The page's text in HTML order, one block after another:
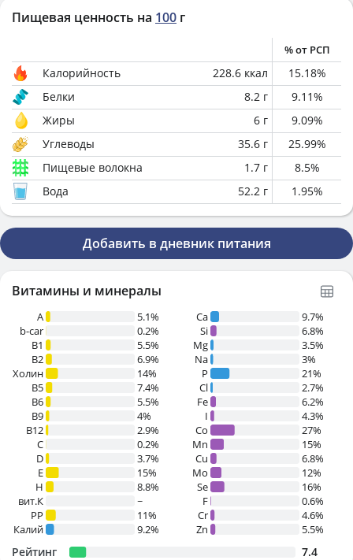
Пищевая ценность на 100 г
% от РСП
Калорийность 228.6 ккал 15.18%
Белки
8.2 г 9.11%
Жиры
6 г 9.09%
Углеводы
35.6 г 25.99%
Пищевые волокна
1.7 г 8.5%
Вода
52.2 г 1.95%
Добавить в дневник питания
Витамины и минералы
A
5.1%
b-car
0.2%
В1
5.5%
B2
6.9%
Холин
14%
B5
7.4%
B6
5.5%
B9
4%
B12
2.9%
C
0.2%
D
3.7%
E
15%
H
8.8%
вит.К
~
PP
11%
Калий
9.2%
Ca
9.7%
Si
6.8%
Mg
3.5%
Na
3%
P
21%
Cl
2.7%
Fe
6.2%
I
4.3%
Co
27%
Mn
15%
Cu
6.8%
Mo
12%
Se
16%
F
0.6%
Cr
4.6%
Zn
5.5%
Рейтинг 7.4